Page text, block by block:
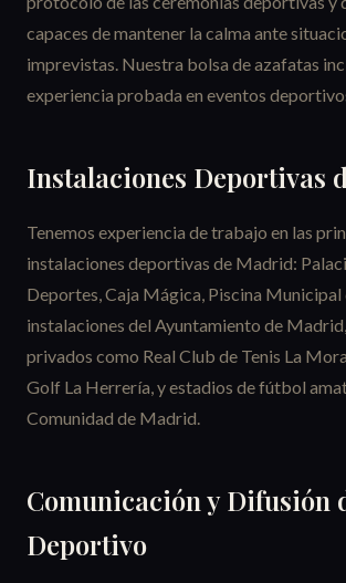
capaces de mantener la calma ante
imprevistas. Nuestra bolsa de azafatas
experiencia probada en eventos
Instalaciones Deportivas
Tenemos experiencia de trabajo en las
instalaciones deportivas de Madrid:
Deportes, Caja Mágica, Piscina Municipal
instalaciones del Ayuntamiento de
privados como Real Club de Tenis La
Golf La Herrería, y estadios de fútbol
Comunidad de Madrid.
Comunicación y Difusión
Deportivo